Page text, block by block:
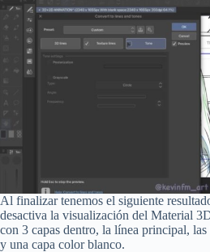
Al finalizar tenemos el siguiente
desactiva la visualización del Material
con 3 capas dentro, la línea principal, las
y una capa color blanco.